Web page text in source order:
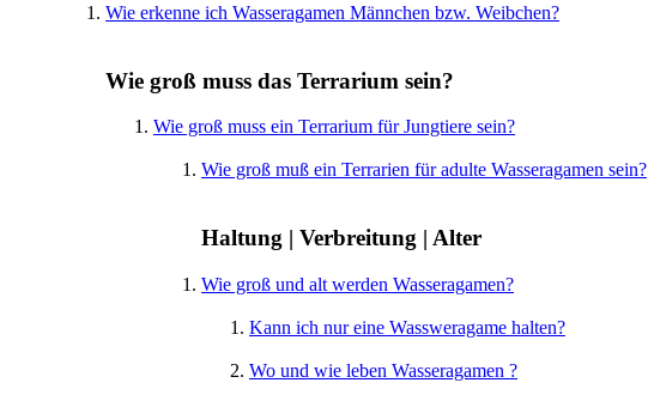
Wie erkenne ich Wasseragamen Männchen bzw. Weibchen?
Wie groß muss das Terrarium sein?
Wie groß muss ein Terrarium für Jungtiere sein?
Wie groß muß ein Terrarien für adulte Wasseragamen sein?
Haltung | Verbreitung | Alter
Wie groß und alt werden Wasseragamen?
Kann ich nur eine Wassweragame halten?
Wo und wie leben Wasseragamen ?